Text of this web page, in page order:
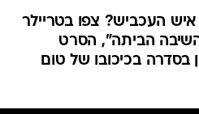
העכביש? צפו בטריילר
הביתה", הסרט
בסדרה בכיכובו של טום